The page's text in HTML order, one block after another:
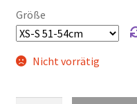
Größe
Nicht vorrätig